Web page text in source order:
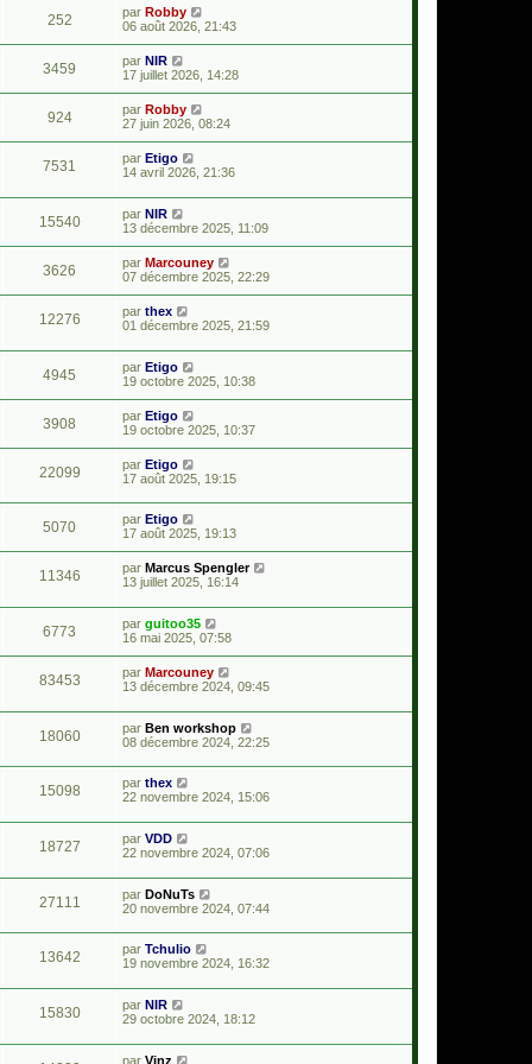
252 par Robby
06 août 2026, 21:43
3459 par NIR
17 juillet 2026, 14:28
924 par Robby
27 juin 2026, 08:24
7531 par Etigo
14 avril 2026, 21:36
15540 par NIR
13 décembre 2025, 11:09
3626 par Marcouney
07 décembre 2025, 22:29
12276 par thex
01 décembre 2025, 21:59
4945 par Etigo
19 octobre 2025, 10:38
3908 par Etigo
19 octobre 2025, 10:37
22099 par Etigo
17 août 2025, 19:15
5070 par Etigo
17 août 2025, 19:13
11346 par Marcus Spengler
13 juillet 2025, 16:14
6773 par guitoo35
16 mai 2025, 07:58
83453 par Marcouney
13 décembre 2024, 09:45
18060 par Ben workshop
08 décembre 2024, 22:25
15098 par thex
22 novembre 2024, 15:06
18727 par VDD
22 novembre 2024, 07:06
27111 par DoNuTs
20 novembre 2024, 07:44
13642 par Tchulio
19 novembre 2024, 16:32
15830 par NIR
29 octobre 2024, 18:12
par Vinz